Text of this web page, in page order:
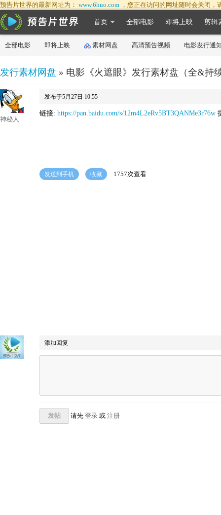
预告片世界的最新网址为： www.6huo.com ，您正在访问的网址随时会关闭
首页 全部电影 即将上映 剪辑
全部电影 即将上映 素材网盘 高清预告视频 电影发行通
发行素材网盘 » 电影《火遮眼》发行素材盘（全&持
神秘人
发布于5月27日 10:55
链接: https://pan.baidu.com/s/12m4L2eRv5BT3QANMe3r76w
发送到手机 收藏 1757次查看
添加回复
发帖 请先 登录 或 注册